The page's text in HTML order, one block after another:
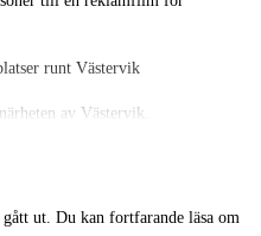
runt Västervik
av Västervik.
eller som lön.
ut. Du kan fortfarande läsa om